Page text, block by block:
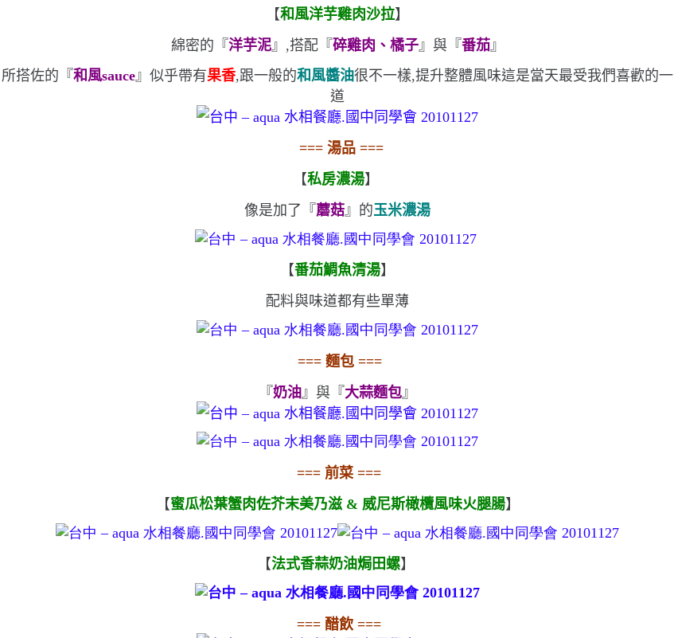
【和風洋芋雞肉沙拉】
綿密的『洋芋泥』,搭配『碎雞肉、橘子』與『番茄』
所搭佐的『和風sauce』似乎帶有果香,跟一般的和風醬油很不一樣,提升整體風味這是當天最受我們喜歡的一
道
=== 湯品===
【私房濃湯】
像是加了『蘑菇 』的玉米濃湯
【番茄鯛魚清湯】
配料與味道都有些單薄
=== 麵包===
『奶油 』與『大蒜麵包 』
=== 前菜===
【蜜瓜松葉蟹肉佐芥末美乃滋& 威尼斯橄欖風味火腿腸】
【法式香蒜奶油焗田螺】
=== 醋飲 ===